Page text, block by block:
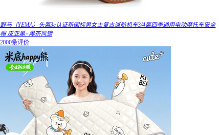
野马（YEMA）头盔3c认证新国标男女士复古巡航机车3/4盔四季通用电动摩托车安全
帽 皮亚黑+黑茶风镜
2000条评价